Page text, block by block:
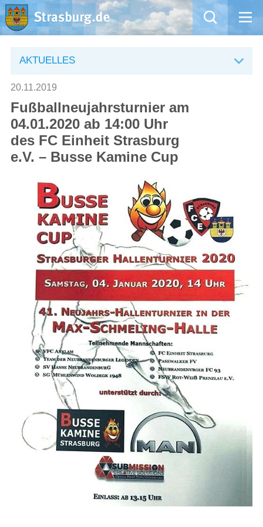
Aktuelles
Rathaus
Natur – Kultur – Tourismus
Willkommen in Strasburg (Uckermark)
Strasburger Ehrenamtspreis „SBG“
Welcome to Strasburg (Uckermark)
Ласкаво просимо до Штрасбурга (Уккермарк)
مرحبًا بكم في شتراسبورغ (أوكرمارك)
Bine ați venit în Strasburg (Uckermark)
Online-Bewerbungen
Sprache/Language
AKTUELLES
20.11.2019
Fußballneujahrsturnier am
04.01.2020 ab 14:00 Uhr
des FC Einheit Strasburg
e.V. – Busse Kamine Cup